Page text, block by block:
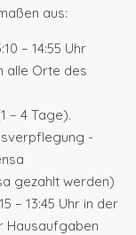
aus:
– 14:55 Uhr
alle Orte des
– 4 Tage).
-
gezahlt werden)
– 13:45 Uhr in der
Hausaufgaben